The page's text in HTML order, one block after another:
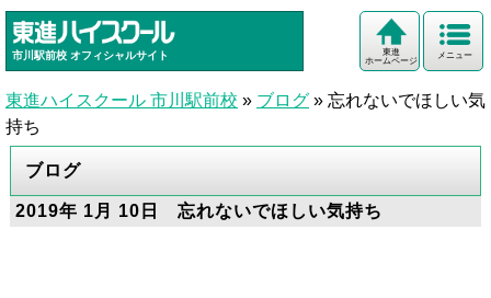
市川駅前校 オフィシャルサイト メニュー
東進
ホームページ
東進ハイスクール 市川駅前校 » ブログ » 忘れないでほしい気
持ち
ブログ
2019年 1月 10日 忘れないでほしい気持ち